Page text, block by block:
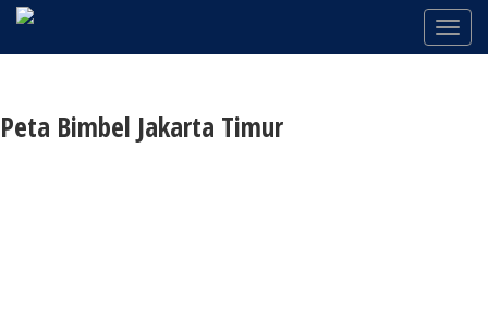
Peta Bimbel Jakarta Timur